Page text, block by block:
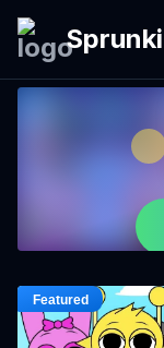
Sprunki